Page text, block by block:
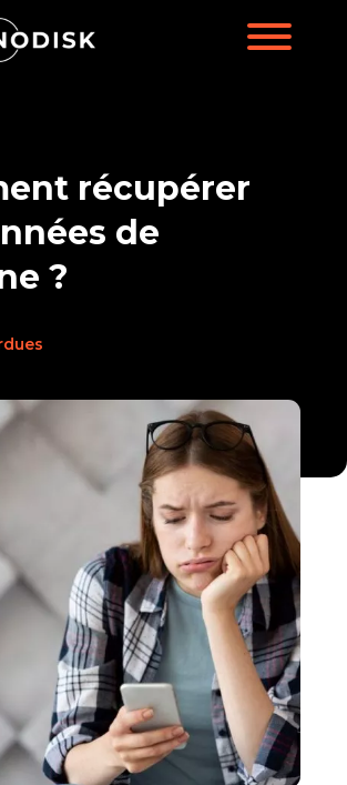
récupérer
de
?